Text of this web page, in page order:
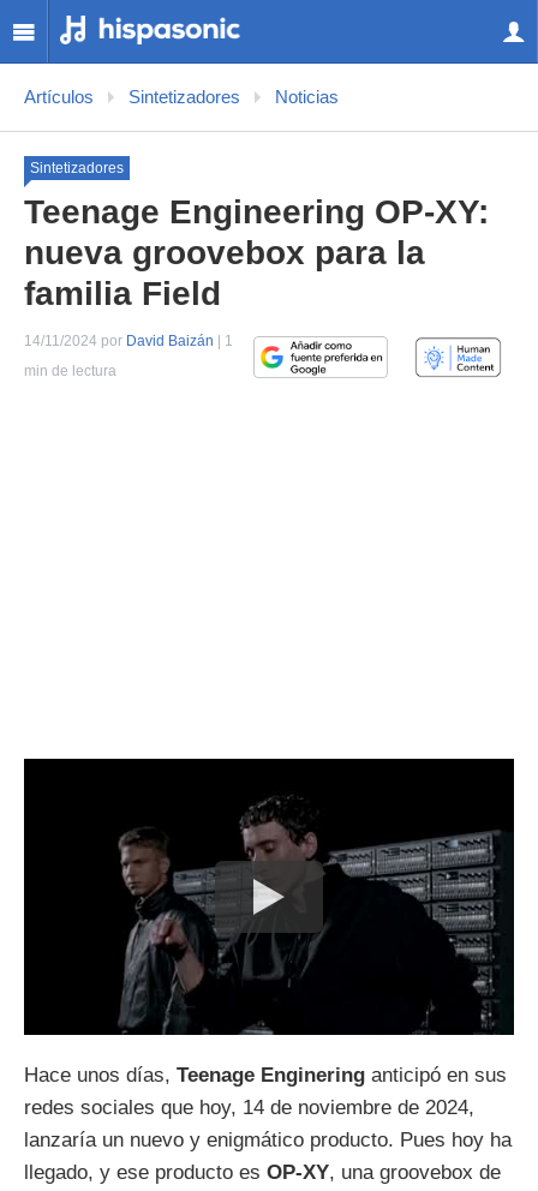
Artículos Sintetizadores Noticias
Sintetizadores
Teenage Engineering OP-XY:
nueva groovebox para la
familia Field
14/11/2024 por David Baizán | 1
min de lectura
Hace unos días, Teenage Enginering anticipó en sus
redes sociales que hoy, 14 de noviembre de 2024,
lanzaría un nuevo y enigmático producto. Pues hoy ha
llegado, y ese producto es OP-XY, una groovebox de